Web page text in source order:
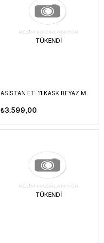
TÜKENDI
ASİSTAN FT-11 KASK BEYAZ M
₺3.599,00
TÜKENDI